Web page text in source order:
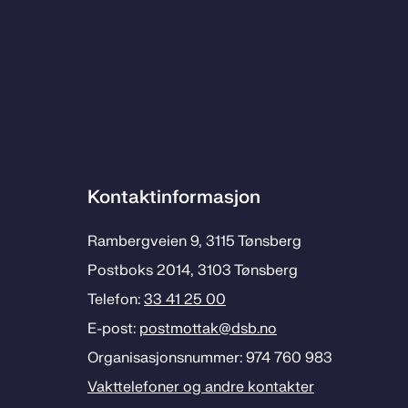
Kontaktinformasjon
Rambergveien 9, 3115 Tønsberg
Postboks 2014, 3103 Tønsberg
Telefon: 33 41 25 00
E-post: postmottak­@dsb.no
Organisasjonsnummer: 974 760 983
Vakttelefoner og andre kontakter